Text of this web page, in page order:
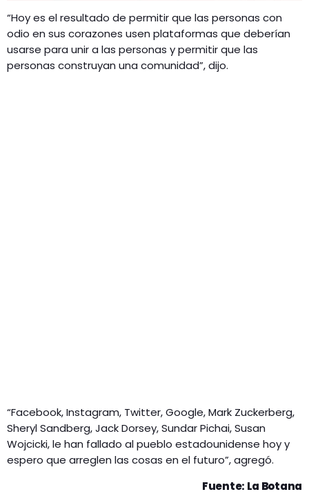
“Hoy es el resultado de permitir que las personas con
odio en sus corazones usen plataformas que deberían
usarse para unir a las personas y permitir que las
personas construyan una comunidad”, dijo.
“Facebook, Instagram, Twitter, Google, Mark Zuckerberg,
Sheryl Sandberg, Jack Dorsey, Sundar Pichai, Susan
Wojcicki, le han fallado al pueblo estadounidense hoy y
espero que arreglen las cosas en el futuro”, agregó.
Fuente: La Botana